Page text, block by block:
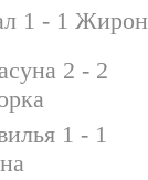
1 - 1
2 - 2
1 - 1